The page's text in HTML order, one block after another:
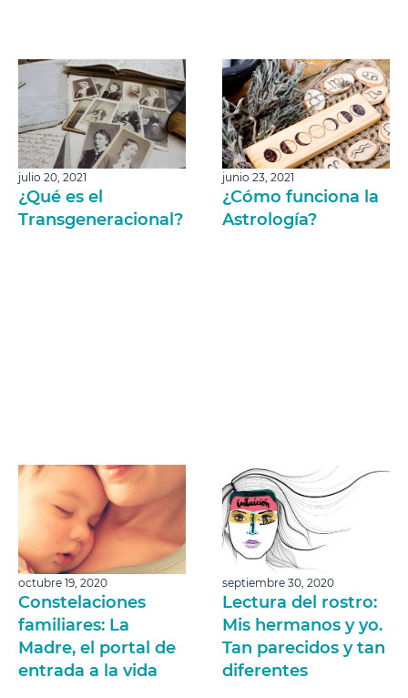
julio 20, 2021
¿Qué es el
Transgeneracional?
junio 23, 2021
¿Cómo funciona la
Astrología?
octubre 19, 2020
Constelaciones
familiares: La
Madre, el portal de
entrada a la vida
septiembre 30, 2020
Lectura del rostro:
Mis hermanos y yo.
Tan parecidos y tan
diferentes